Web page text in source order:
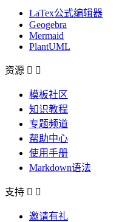
LaTex公式编辑器
Geogebra
Mermaid
PlantUML
资源  
模板社区
知识教程
专题频道
帮助中心
使用手册
Markdown语法
支持  
邀请有礼